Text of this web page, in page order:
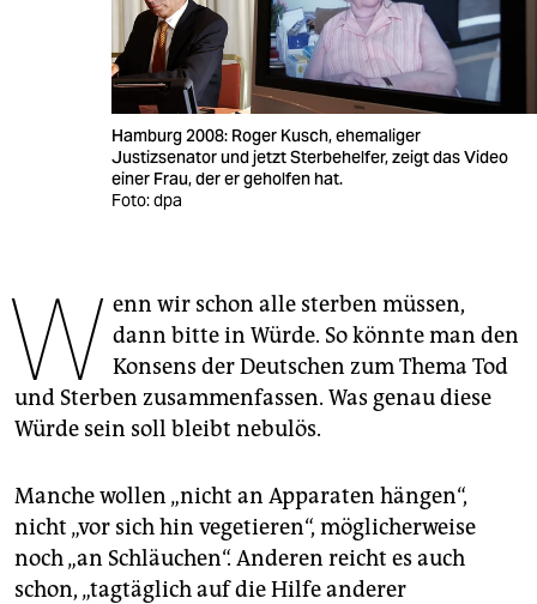
veranstaltungen
abo
genossenschaft
epaper login
Hamburg 2008: Roger Kusch, ehemaliger
Justizsenator und jetzt Sterbehelfer, zeigt das Video
einer Frau, der er geholfen hat.
Foto: dpa
W enn wir schon alle sterben müssen,
dann bitte in Würde. So könnte man den
Konsens der Deutschen zum Thema Tod
und Sterben zusammenfassen. Was genau diese
Würde sein soll bleibt nebulös.
Manche wollen „nicht an Apparaten hängen“,
nicht „vor sich hin vegetieren“, möglicherweise
noch „an Schläuchen“. Anderen reicht es auch
schon, „tagtäglich auf die Hilfe anderer